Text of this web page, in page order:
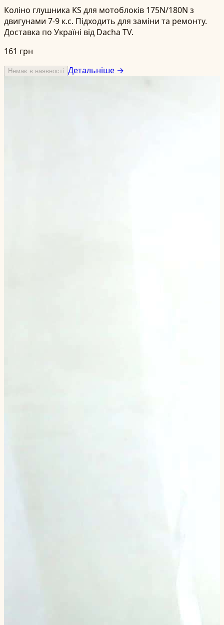
Коліно глушника KS для мотоблоків 175N/180N з
двигунами 7-9 к.с. Підходить для заміни та ремонту.
Доставка по Україні від Dacha TV.
161 грн
Немає в наявності Детальніше →